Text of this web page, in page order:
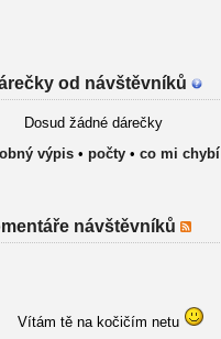
od návštěvníků
Dosud žádné dárečky
výpis• počty• co mi chybí
návštěvníků
Vítám tě na kočičím netu